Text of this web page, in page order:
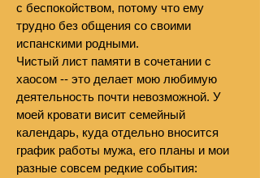
с беспокойством, потому что ему
трудно без общения со своими
испанскими родными.
Чистый лист памяти в сочетании с
хаосом -- это делает мою любимую
деятельность почти невозможной. У
моей кровати висит семейный
календарь, куда отдельно вносится
график работы мужа, его планы и мои
разные совсем редкие события: